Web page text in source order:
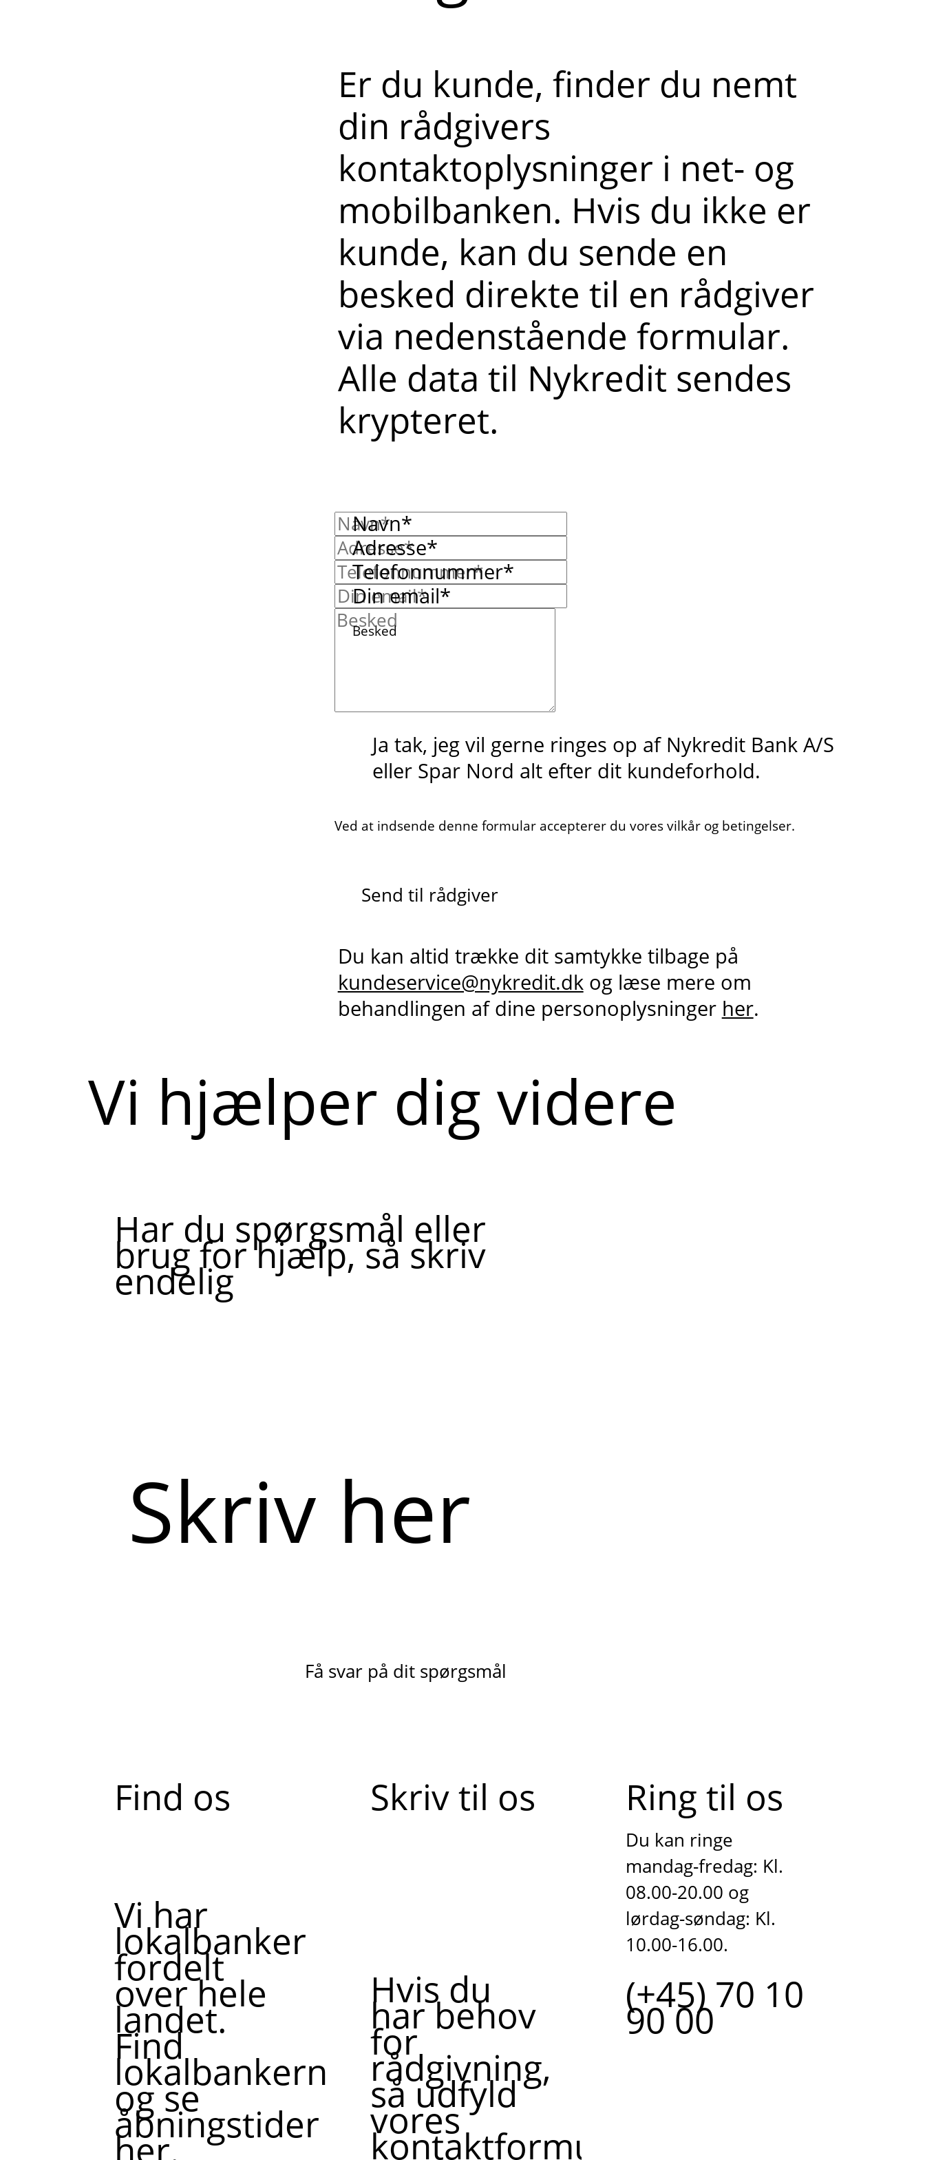
Er du kunde, finder du nemt
din rådgivers
kontaktoplysninger i net- og
mobilbanken. Hvis du ikke er
kunde, kan du sende en
besked direkte til en rådgiver
via nedenstående formular.
Alle data til Nykredit sendes
krypteret.
Navn*
Adresse*
Telefonnummer*
Din email*
Besked
Ja tak, jeg vil gerne ringes op af Nykredit Bank A/S
eller Spar Nord alt efter dit kundeforhold.
Ved at indsende denne formular accepterer du vores vilkår og betingelser.
Send til rådgiver
Du kan altid trække dit samtykke tilbage på
kundeservice@nykredit.dkog læse mere om
behandlingen af dine personoplysninger her.
Vi hjælper dig videre
Har du spørgsmål eller
brug for hjælp, så skriv
endelig
Få svar på dit spørgsmål
Find os
Vi har
lokalbanker
fordelt
over hele
landet.
Find
lokalbankerne,
og se
åbningstider
her.
Skriv til os
Hvis du
har behov
for
rådgivning,
så udfyld
vores
kontaktformular.
Ring til os
Du kan ringe
mandag-fredag: Kl.
08.00-20.00 og
lørdag-søndag: Kl.
10.00-16.00.
(+45) 70 10
90 00